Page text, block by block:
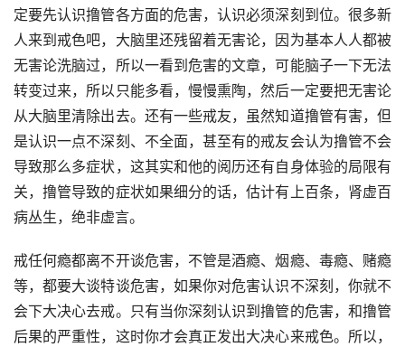
定要先认识撸管各方面的危害，认识必须深刻到位。很多新
人来到戒色吧，大脑里还残留着无害论，因为基本人人都被
无害论洗脑过，所以一看到危害的文章，可能脑子一下无法
转变过来，所以只能多看，慢慢熏陶，然后一定要把无害论
从大脑里清除出去。还有一些戒友，虽然知道撸管有害，但
是认识一点不深刻、不全面，甚至有的戒友会认为撸管不会
导致那么多症状，这其实和他的阅历还有自身体验的局限有
关，撸管导致的症状如果细分的话，估计有上百条，肾虚百
病丛生，绝非虚言。
戒任何瘾都离不开谈危害，不管是酒瘾、烟瘾、毒瘾、赌瘾
等，都要大谈特谈危害，如果你对危害认识不深刻，你就不
会下大决心去戒。只有当你深刻认识到撸管的危害，和撸管
后果的严重性，这时你才会真正发出大决心来戒色。所以，